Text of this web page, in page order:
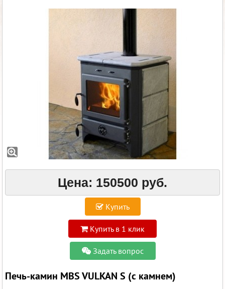
Цена: 150500 руб.
Купить
Купить в 1 клик
Задать вопрос
Печь-камин MBS VULKAN S (с камнем)